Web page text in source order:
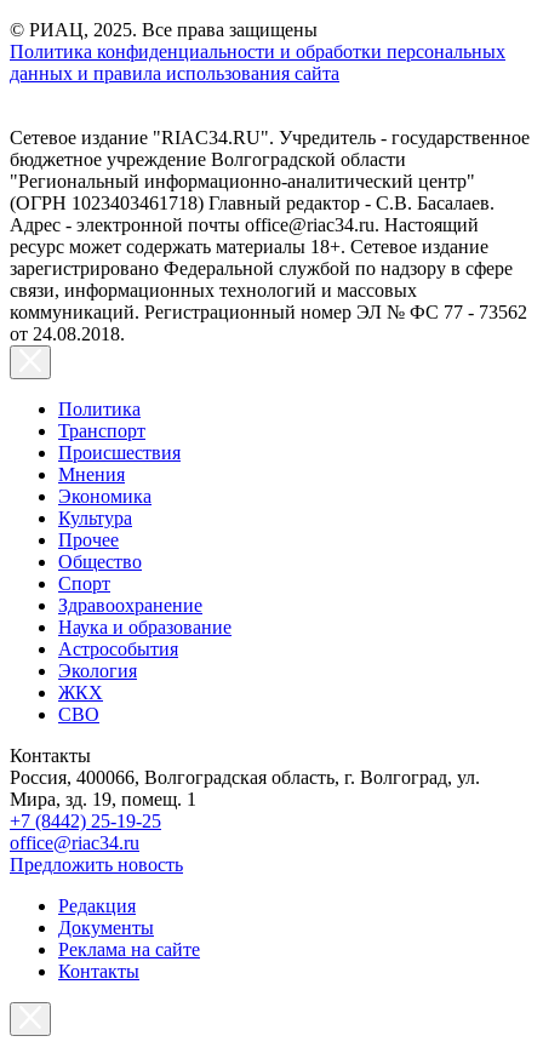
© РИАЦ, 2025. Все права защищены
Политика конфиденциальности и обработки персональных
данных и правила использования сайта
Сетевое издание "RIAC34.RU". Учредитель - государственное
бюджетное учреждение Волгоградской области
"Региональный информационно-аналитический центр"
(ОГРН 1023403461718) Главный редактор - С.В. Басалаев.
Адрес - электронной почты office@riac34.ru. Настоящий
ресурс может содержать материалы 18+. Сетевое издание
зарегистрировано Федеральной службой по надзору в сфере
связи, информационных технологий и массовых
коммуникаций. Регистрационный номер ЭЛ № ФС 77 - 73562
от 24.08.2018.
Политика
Транспорт
Происшествия
Мнения
Экономика
Культура
Прочее
Общество
Спорт
Здравоохранение
Наука и образование
Астрособытия
Экология
ЖКХ
СВО
Контакты
Россия, 400066, Волгоградская область, г. Волгоград, ул.
Мира, зд. 19, помещ. 1
+7 (8442) 25-19-25
office@riac34.ru
Предложить новость
Редакция
Документы
Реклама на сайте
Контакты